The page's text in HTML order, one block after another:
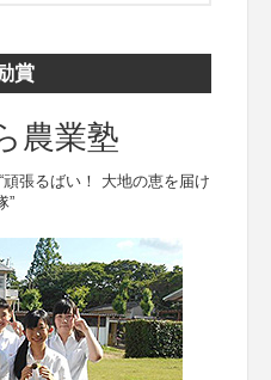
賞
農業塾
張るばい！ 大地の恵を届け
”